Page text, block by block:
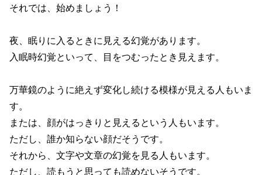
それでは、始めましょう！
夜、眠りに入るときに見える幻覚があります。
入眠時幻覚といって、目をつむったとき見えます。
万華鏡のように絶えず変化し続ける模様が見える人もいま
す。
または、顔がはっきりと見えるという人もいます。
ただし、誰か知らない顔だそうです。
それから、文字や文章の幻覚を見る人もいます。
ただし、読もうと思っても読めないそうです。